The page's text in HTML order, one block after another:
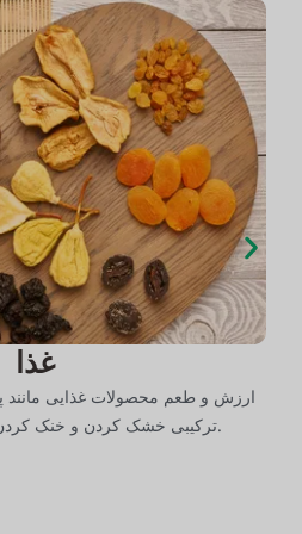
غذا
ارزش و طعم محصولات غذایی مانند
ترکیبی خشک کردن و خنک کردن اسپری حفظ می کند.